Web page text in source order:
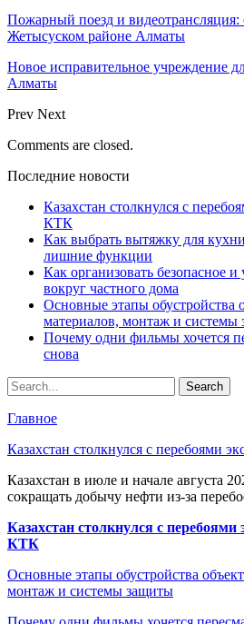
Пожарный поезд и видеотрансляция:
Жетысуском районе Алматы
Новое исправительное учреждение
Алматы
Prev Next
Comments are closed.
Последние новости
Казахстан столкнулся с
КТК
Как выбрать вытяжку для
лишние функции
Как организовать безопасное и
вокруг частного дома
Основные этапы обустройства
материалов, монтаж и системы
Почему одни фильмы хочется
снова
Главное
Казахстан столкнулся с перебоями
Казахстан в июле и начале августа
сокращать добычу нефти из-за
Казахстан столкнулся с перебоями
КТК
Основные этапы обустройства
монтаж и системы защиты